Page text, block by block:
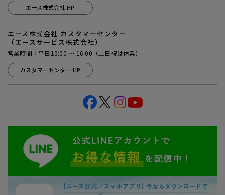
エース株式会社 HP
エース株式会社 カスタマーセンター
（エースサービス株式会社）
営業時間：平日10:00 ～ 16:00（土日祝は休業）
カスタマーセンター HP